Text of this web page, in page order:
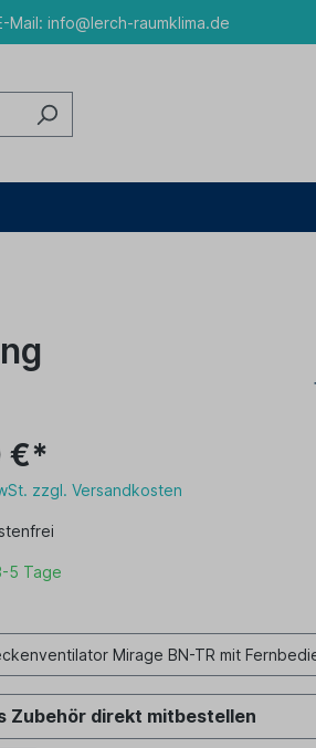
Mail: info@lerch-raumklima.de
€*
zzgl. Versandkosten
5 Tage
Zubehör direkt mitbestellen